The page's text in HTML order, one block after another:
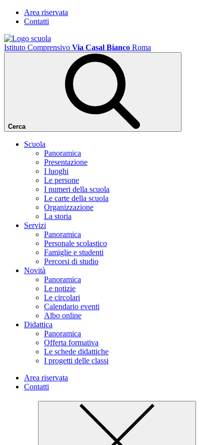
Area riservata
Contatti
Istituto Comprensivo Via Casal Bianco Roma
Cerca
Scuola
Panoramica
Presentazione
I luoghi
Le persone
I numeri della scuola
Le carte della scuola
Organizzazione
La storia
Servizi
Panoramica
Personale scolastico
Famiglie e studenti
Percorsi di studio
Novità
Panoramica
Le notizie
Le circolari
Calendario eventi
Albo online
Didattica
Panoramica
Offerta formativa
Le schede didattiche
I progetti delle classi
Area riservata
Contatti